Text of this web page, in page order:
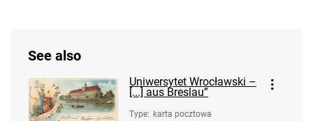
See also
Uniwersytet Wrocławski –
[...] aus Breslau”
Type: karta pocztowa